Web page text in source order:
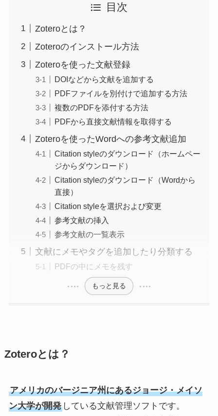
目次
Zoteroとは？
Zoteroのインストール方法
Zoteroを使った文献登録
DOIなどから文献を追加する
PDFファイルを別付けで追加する方法
複数のPDFを添付する方法
PDFから直接文献情報を取得する
Zoteroを使ったWordへの参考文献追加
Citation styleのダウンロード（ホームペー
ジからダウンロード）
Citation styleのダウンロード（Wordから
直接）
Citation styleを選択および変更
参考文献の挿入
参考文献の一覧表示
文献にメモやタグを追加したり分類する
PDFの中にメモを残す
もっと見る
Zoteroとは？
アメリカのバージニア州にあるジョージ・メイソ
ン大学が開発している文献管理ソフトです。